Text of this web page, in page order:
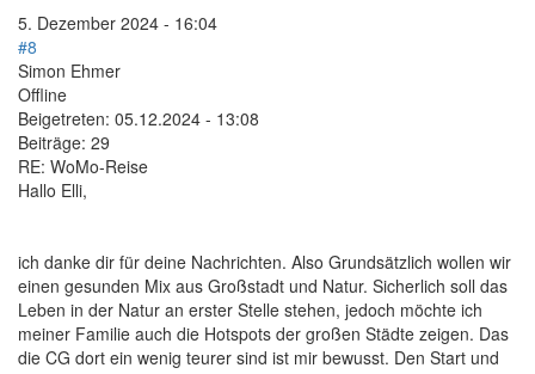
5. Dezember 2024 - 16:04
#8
Simon Ehmer
Offline
Beigetreten: 05.12.2024 - 13:08
Beiträge: 29
RE: WoMo-Reise
Hallo Elli,
ich danke dir für deine Nachrichten. Also Grundsätzlich wollen wir
einen gesunden Mix aus Großstadt und Natur. Sicherlich soll das
Leben in der Natur an erster Stelle stehen, jedoch möchte ich
meiner Familie auch die Hotspots der großen Städte zeigen. Das
die CG dort ein wenig teurer sind ist mir bewusst. Den Start und